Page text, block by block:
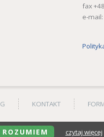
fax
e-mail:
KONTAKT
ROZUMIEM czytaj więcej